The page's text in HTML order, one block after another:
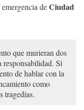
deCiudad
que murieran dos
responsabilidad. Si
de hablar con la
como
tragedias.